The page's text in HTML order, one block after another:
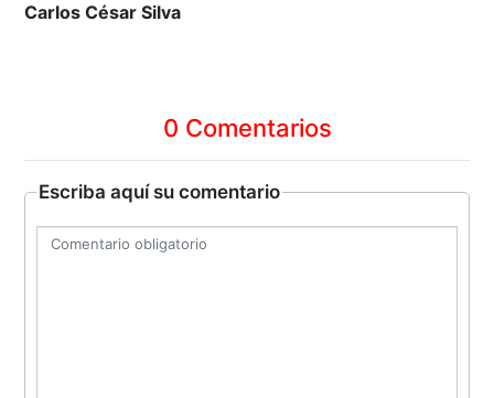
Carlos César Silva
0 Comentarios
Escriba aquí su comentario